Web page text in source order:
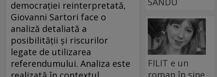
democrației reinterpretată,
Giovanni Sartori face o
analiză detaliată a
posibilității și riscurilor
legate de utilizarea
referendumului. Analiza este
FILIT e un
roman în sine...